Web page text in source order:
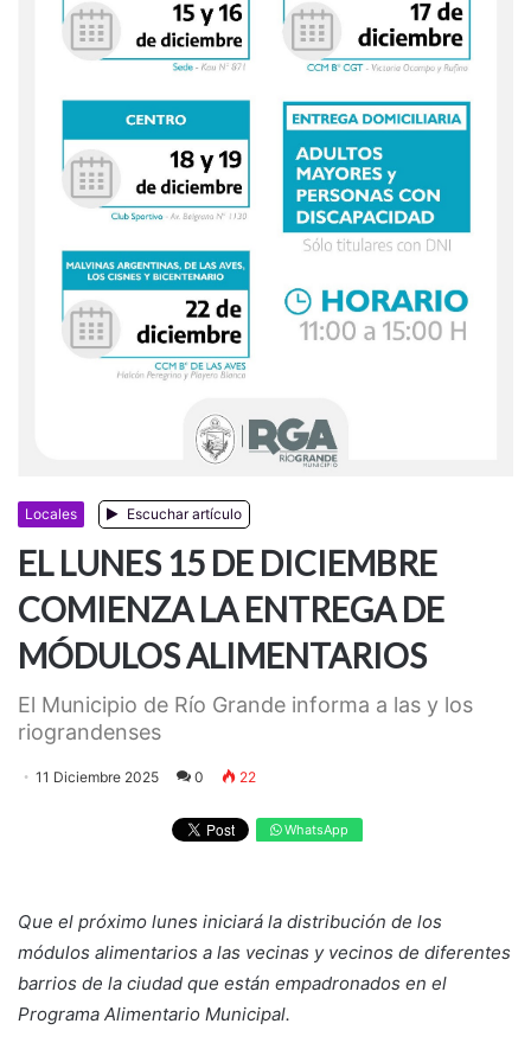
Locales Escuchar artículo
EL LUNES 15 DE DICIEMBRE
COMIENZA LA ENTREGA DE
MÓDULOS ALIMENTARIOS
El Municipio de Río Grande informa a las y los
riograndenses
11 Diciembre 2025 0 22
WhatsApp
Que el próximo lunes iniciará la distribución de los
módulos alimentarios a las vecinas y vecinos de diferentes
barrios de la ciudad que están empadronados en el
Programa Alimentario Municipal.